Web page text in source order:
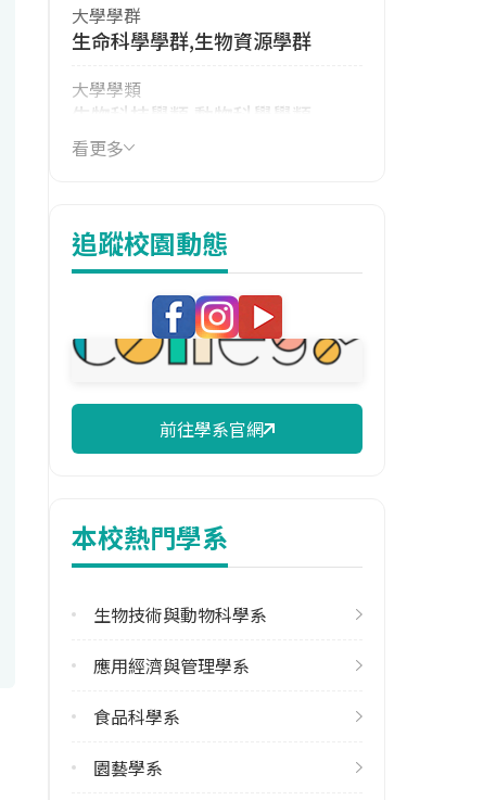
大學學群
生命科學學群,生物資源學群
大學學類
生物科技學類,動物科學學類
技職群類
114年學費
16,042 元/學期
114年雜費
10,044 元/學期
95.65%
校際選課人數
修輔系人數
雙主修人數
113學年度上學期
看更多
追蹤校園動態
前往學系官網
本校熱門學系
生物技術與動物科學系
應用經濟與管理學系
食品科學系
園藝學系